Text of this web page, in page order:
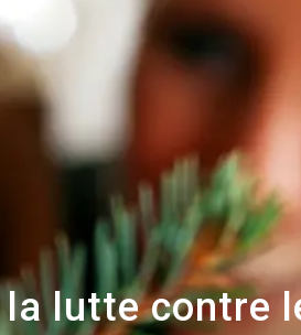
la lutte contre
News
Histoire